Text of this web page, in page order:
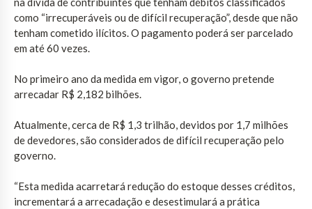
como “irrecuperáveis ou de difícil recuperação”, desde que não
tenham cometido ilícitos. O pagamento poderá ser parcelado
em até 60 vezes.
No primeiro ano da medida em vigor, o governo pretende
arrecadar R$ 2,182 bilhões.
Atualmente, cerca de R$ 1,3 trilhão, devidos por 1,7 milhões
de devedores, são considerados de difícil recuperação pelo
governo.
“Esta medida acarretará redução do estoque desses créditos,
incrementará a arrecadação e desestimulará a prática